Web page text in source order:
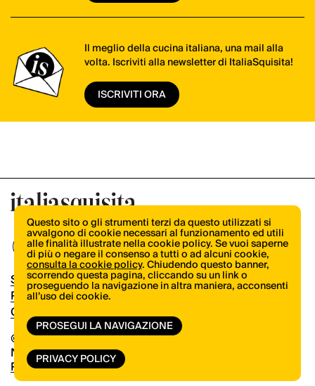
Il meglio della cucina italiana, una mail alla
volta. Iscriviti alla newsletter di ItaliaSquisita!
ISCRIVITI ORA
© Copyright 2026.Vertical.it
N.ro Iscrizione ROC 32504
Privacy Policy
Shop
Pubblicità
Contatti
Questo sito o gli strumenti terzi da questo utilizzati si
avvalgono di cookie necessari al funzionamento ed utili
alle finalità illustrate nella cookie policy. Se vuoi saperne
di più o negare il consenso a tutti o ad alcuni cookie,
consulta la cookie policy. Chiudendo questo banner,
scorrendo questa pagina, cliccando su un link o
proseguendo la navigazione in altra maniera, acconsenti
all’uso dei cookie.
PROSEGUI LA NAVIGAZIONE
PRIVACY POLICY